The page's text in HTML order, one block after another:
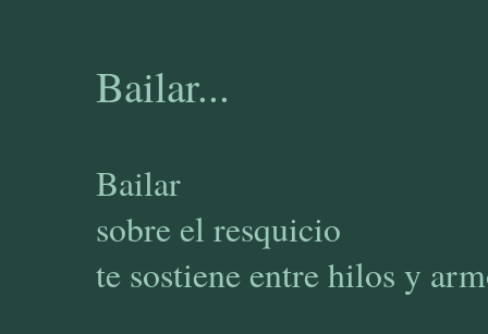
Bailar...
Bailar
sobre el resquicio
te sostiene entre hilos y